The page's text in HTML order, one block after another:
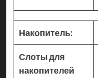
Накопитель:
Слоты для
накопителей